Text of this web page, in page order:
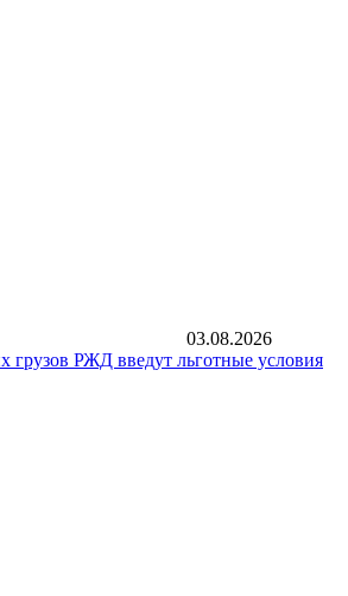
03.08.2026
грузов РЖД введут льготные условия